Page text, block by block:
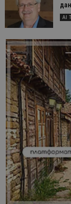
AI